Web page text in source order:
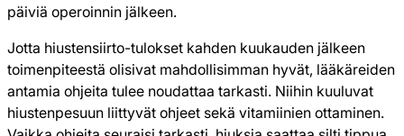
päiviä operoinnin jälkeen.
Jotta hiustensiirto-tulokset kahden kuukauden jälkeen
toimenpiteestä olisivat mahdollisimman hyvät, lääkäreiden
antamia ohjeita tulee noudattaa tarkasti. Niihin kuuluvat
hiustenpesuun liittyvät ohjeet sekä vitamiinien ottaminen.